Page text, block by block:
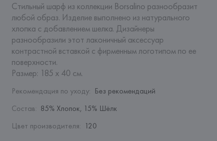
Стильный шарф из коллекции Borsalino разнообразит
любой образ. Изделие выполнено из натурального
хлопка с добавлением шелка. Дизайнеры
разнообразили этот лаконичный аксессуар
контрастной вставкой с фирменным логотипом по ее
поверхности.
Размер: 185 х 40 см.
Рекомендация по уходу: Без рекомендаций
Состав: 85% Хлопок, 15% Шёлк
Цвет производителя: 120